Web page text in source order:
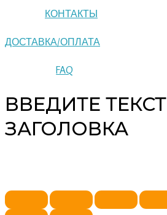
КОНТАКТЫ
ДОСТАВКА/ОПЛАТА
FAQ
ВВЕДИТЕ ТЕКСТ
ЗАГОЛОВКА